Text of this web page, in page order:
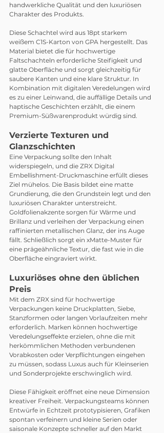
handwerkliche Qualität und den luxuriösen
Charakter des Produkts.
Diese Schachtel wird aus 18pt starkem
weißem C1S-Karton von GPA hergestellt. Das
Material bietet die für hochwertige
Faltschachteln erforderliche Steifigkeit und
glatte Oberfläche und sorgt gleichzeitig für
saubere Kanten und eine klare Struktur. In
Kombination mit digitalen Veredelungen wird
es zu einer Leinwand, die auffällige Details und
haptische Geschichten erzählt, die einem
Premium-Süßwarenprodukt würdig sind.
Verzierte Texturen und
Glanzschichten
Eine Verpackung sollte den Inhalt
widerspiegeln, und die ZRX Digital
Embellishment-Druckmaschine erfüllt dieses
Ziel mühelos. Die Basis bildet eine matte
Grundierung, die den Grundstein legt und den
luxuriösen Charakter unterstreicht.
Goldfolienakzente sorgen für Wärme und
Brillanz und verleihen der Verpackung einen
raffinierten metallischen Glanz, der ins Auge
fällt. Schließlich sorgt ein xMatte-Muster für
eine prägeähnliche Textur, die fast wie in die
Oberfläche eingraviert wirkt.
Luxuriöses ohne den üblichen
Preis
Mit dem ZRX sind für hochwertige
Verpackungen keine Druckplatten, Siebe,
Stanzformen oder langen Vorlaufzeiten mehr
erforderlich. Marken können hochwertige
Veredelungseffekte erzielen, ohne die mit
herkömmlichen Methoden verbundenen
Vorabkosten oder Verpflichtungen eingehen
zu müssen, sodass Luxus auch für Kleinserien
und Sonderprojekte erschwinglich wird.
Diese Fähigkeit eröffnet eine neue Dimension
kreativer Freiheit. Verpackungsteams können
Entwürfe in Echtzeit prototypisieren, Grafiken
spontan verfeinern und kleine Serien oder
saisonale Konzepte schneller auf den Markt